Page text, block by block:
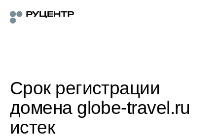
Срок регистрации
домена globe-travel.ru
истек